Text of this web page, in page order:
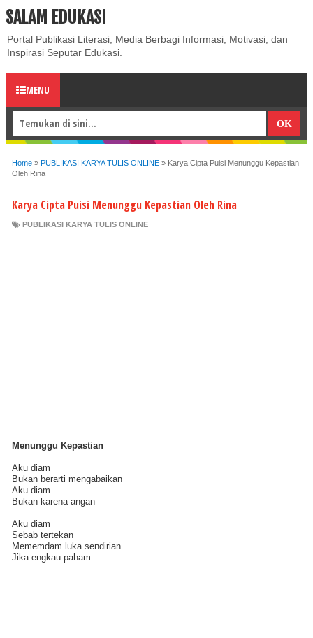
ABOUT CONTACT US
SALAM EDUKASI
Portal Publikasi Literasi, Media Berbagi Informasi, Motivasi, dan
Inspirasi Seputar Edukasi.
MENU
Home » PUBLIKASI KARYA TULIS ONLINE » Karya Cipta Puisi Menunggu Kepastian
Oleh Rina
Karya Cipta Puisi Menunggu Kepastian Oleh Rina
PUBLIKASI KARYA TULIS ONLINE
Menunggu Kepastian
Aku diam
Bukan berarti mengabaikan
Aku diam
Bukan karena angan
Aku diam
Sebab tertekan
Mememdam luka sendirian
Jika engkau paham